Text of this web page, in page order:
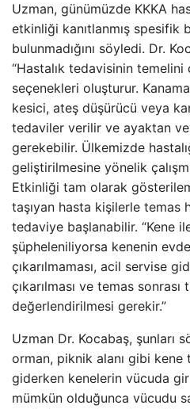
Uzman, günümüzde KKKA
etkinliği kanıtlanmış spesifik
bulunmadığını söyledi. Dr.
“Hastalık tedavisinin
seçenekleri oluşturur.
kesici, ateş düşürücü veya
tedaviler verilir ve ayaktan
gerekebilir. Ülkemizde
geliştirilmesine yönelik
Etkinliği tam olarak
taşıyan hasta kişilerle temas
tedaviye başlanabilir. “Kene
şüpheleniliyorsa kenenin
çıkarılmaması, acil servise
çıkarılması ve temas
değerlendirilmesi gerekir.”
Uzman Dr. Kocabaş, şunları
orman, piknik alanı gibi
giderken kenelerin vücuda
mümkün olduğunca vücudu